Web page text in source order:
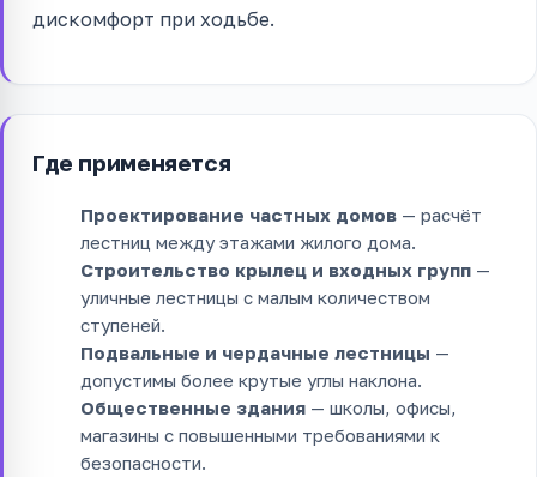
дискомфорт при ходьбе.
Где применяется
Проектирование частных домов — расчёт
лестниц между этажами жилого дома.
Строительство крылец и входных групп —
уличные лестницы с малым количеством
ступеней.
Подвальные и чердачные лестницы —
допустимы более крутые углы наклона.
Общественные здания — школы, офисы,
магазины с повышенными требованиями к
безопасности.